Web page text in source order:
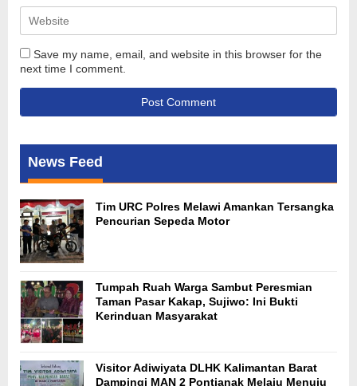
Save my name, email, and website in this browser for the
next time I comment.
News Feed
Tim URC Polres Melawi Amankan Tersangka
Pencurian Sepeda Motor
Tumpah Ruah Warga Sambut Peresmian
Taman Pasar Kakap, Sujiwo: Ini Bukti
Kerinduan Masyarakat
Visitor Adiwiyata DLHK Kalimantan Barat
Dampingi MAN 2 Pontianak Melaju Menuju